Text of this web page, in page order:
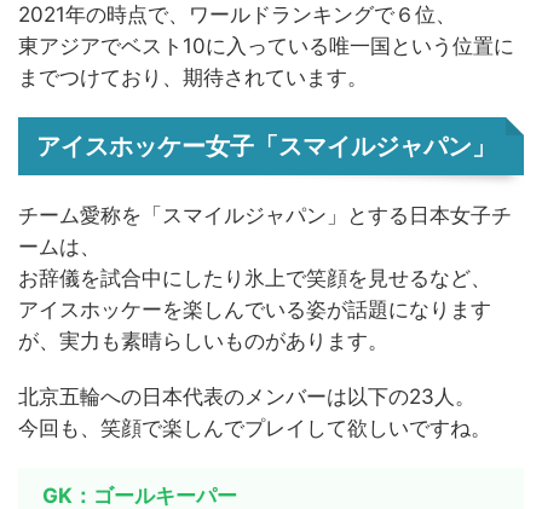
2021年の時点で、ワールドランキングで６位、
東アジアでベスト10に入っている唯一国という位置に
までつけており、期待されています。
アイスホッケー女子「スマイルジャパン」
チーム愛称を「スマイルジャパン」とする日本女子チ
ームは、
お辞儀を試合中にしたり氷上で笑顔を見せるなど、
アイスホッケーを楽しんでいる姿が話題になります
が、実力も素晴らしいものがあります。
北京五輪への日本代表のメンバーは以下の23人。
今回も、笑顔で楽しんでプレイして欲しいですね。
GK：ゴールキーパー